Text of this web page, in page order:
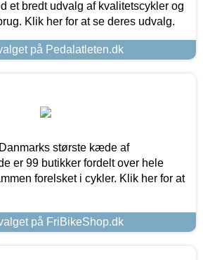
et bredt udvalg af kvalitetscykler og
Klik her for at se deres udvalg.
på Pedalatleten.dk
største kæde af
er 99 butikker fordelt over hele
forelsket i cykler. Klik her for at
på FriBikeShop.dk